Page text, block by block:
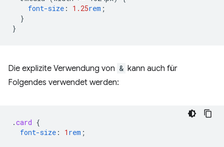
font-size : 1.25rem ;
}
}
Die explizite Verwendung von & kann auch für
Folgendes verwendet werden:
.card {
font-size : 1 rem ;